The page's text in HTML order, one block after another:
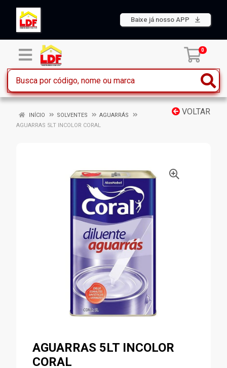
Baixe já nosso APP
0
VOLTAR
INÍCIO SOLVENTES
AGUARRÁS
AGUARRAS 5LT INCOLOR CORAL
AGUARRAS 5LT INCOLOR
CORAL